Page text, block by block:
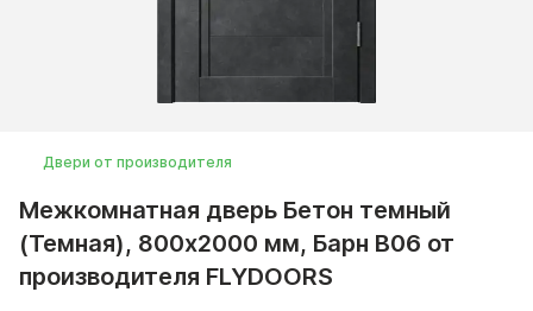
Двери от производителя
Межкомнатная дверь Бетон темный
(Темная), 800x2000 мм, Барн B06 от
производителя FLYDOORS